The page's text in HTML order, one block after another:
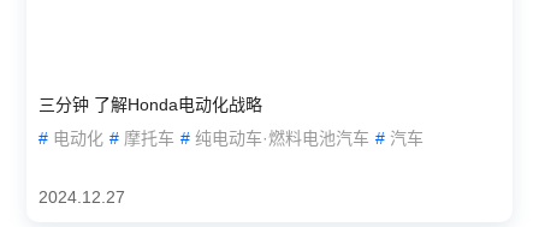
三分钟 了解Honda电动化战略
# 电动化 # 摩托车 #纯电动车·燃料电池汽车 # 汽车
2024.12.27